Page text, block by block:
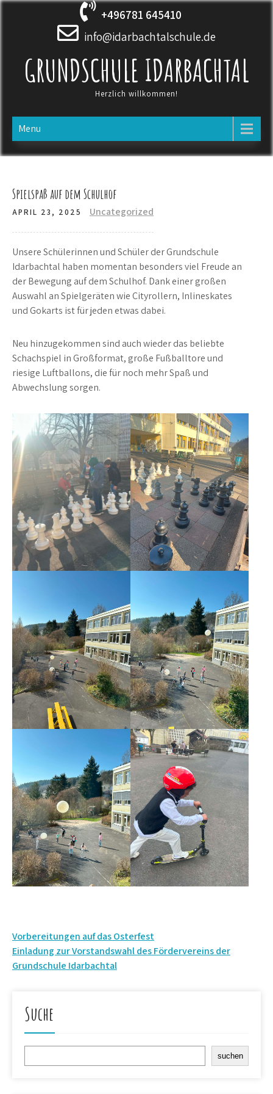
Skip
+496781 645410
info@idarbachtalschule.de
GRUNDSCHULE IDARBACHTAL
Herzlich willkommen!
Menu
Spielspaß auf dem Schulhof
APRIL 23, 2025 Uncategorized
Unsere Schülerinnen und Schüler der Grundschule
Idarbachtal haben momentan besonders viel Freude an
der Bewegung auf dem Schulhof. Dank einer großen
Auswahl an Spielgeräten wie Cityrollern, Inlineskates
und Gokarts ist für jeden etwas dabei.
Neu hinzugekommen sind auch wieder das beliebte
Schachspiel in Großformat, große Fußballtore und
riesige Luftballons, die für noch mehr Spaß und
Abwechslung sorgen.
Beitrags-
Navigation
Vorbereitungen auf das Osterfest
Einladung zur Vorstandswahl des Fördervereins der
Grundschule Idarbachtal
Suche
suchen